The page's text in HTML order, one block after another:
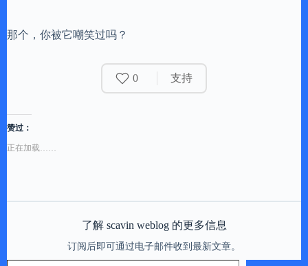
那个，你被它嘲笑过吗？
0 支持
赞过：
正在加载……
了解 scavin weblog 的更多信息
订阅后即可通过电子邮件收到最新文章。
输入您的电子邮件…